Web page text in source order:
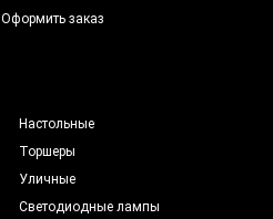
Оформить заказ
Настольные
Торшеры
Уличные
Светодиодные лампы